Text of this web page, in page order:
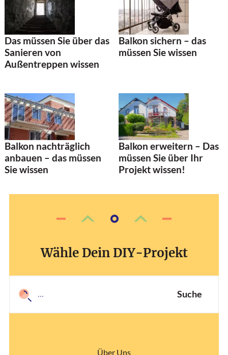
Das müssen Sie über das
Sanieren von
Außentreppen wissen
Balkon sichern – das
müssen Sie wissen
Balkon nachträglich
anbauen – das müssen
Sie wissen
Balkon erweitern – Das
müssen Sie über Ihr
Projekt wissen!
Wähle Dein DIY-Projekt
Suche
Über Uns